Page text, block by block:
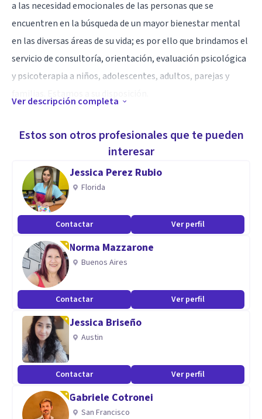
a las necesidad emocionales de las personas que se
encuentren en la búsqueda de un mayor bienestar mental
en las diversas áreas de su vida; es por ello que brindamos el
servicio de consultoría, orientación, evaluación psicológica
y psicoterapia a niños, adolescentes, adultos, parejas y
Especialista en terapia de Parejas
adultos)
Ver descripción completa
Estos son otros profesionales que te pueden
interesar
Jessica Perez Rubio
Florida
Contactar Ver perfil
Norma Mazzarone
Buenos Aires
Contactar Ver perfil
Jessica Briseño
Austin
Contactar Ver perfil
Gabriele Cotronei
San Francisco